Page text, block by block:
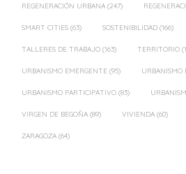
REGENERACIÓN URBANA (247)
SMART CITIES (63) SOSTENIBILIDAD (166)
TALLERES DE TRABAJO (163) TERRITORIO
URBANISMO EMERGENTE (95) URBANISMO
URBANISMO PARTICIPATIVO (83)
VIRGEN DE BEGOÑA (89) VIVIENDA (60)
ZARAGOZA (64)